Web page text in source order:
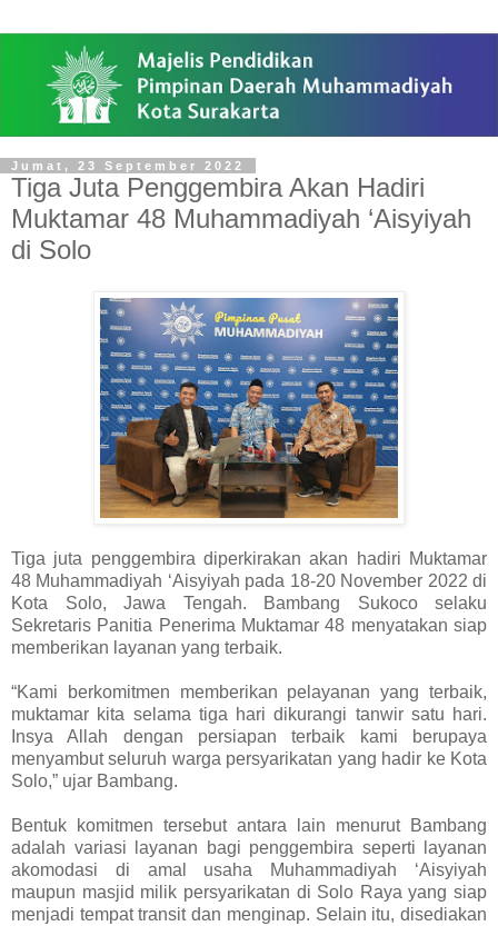
Jumat, 23 September 2022
Tiga Juta Penggembira Akan Hadiri
Muktamar 48 Muhammadiyah ‘Aisyiyah
di Solo
Tiga juta penggembira diperkirakan akan hadiri Muktamar
48 Muhammadiyah ‘Aisyiyah pada 18-20 November 2022 di
Kota Solo, Jawa Tengah. Bambang Sukoco selaku
Sekretaris Panitia Penerima Muktamar 48 menyatakan siap
memberikan layanan yang terbaik.
“Kami berkomitmen memberikan pelayanan yang terbaik,
muktamar kita selama tiga hari dikurangi tanwir satu hari.
Insya Allah dengan persiapan terbaik kami berupaya
menyambut seluruh warga persyarikatan yang hadir ke Kota
Solo,” ujar Bambang.
Bentuk komitmen tersebut antara lain menurut Bambang
adalah variasi layanan bagi penggembira seperti layanan
akomodasi di amal usaha Muhammadiyah ‘Aisyiyah
maupun masjid milik persyarikatan di Solo Raya yang siap
menjadi tempat transit dan menginap. Selain itu, disediakan